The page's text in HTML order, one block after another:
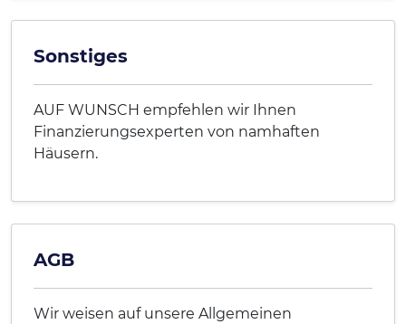
Sonstiges
AUF WUNSCH empfehlen wir Ihnen
Finanzierungsexperten von namhaften
Häusern.
AGB
Wir weisen auf unsere Allgemeinen